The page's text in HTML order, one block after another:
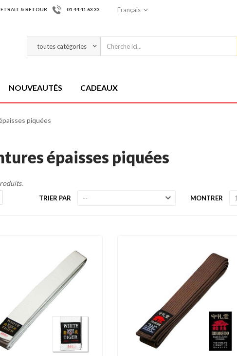
& RETOUR 01 44 41 63 33 Français
NOUVEAUTÉS CADEAUX
piquées
épaisses piquées
TRIER PAR MONTRER